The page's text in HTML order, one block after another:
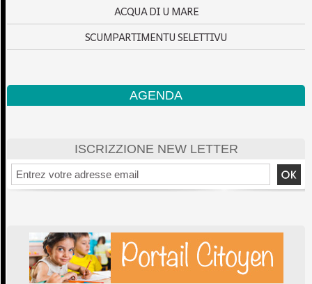
ACQUA DI U MARE
SCUMPARTIMENTU SELETTIVU
AGENDA
ISCRIZZIONE NEW LETTER